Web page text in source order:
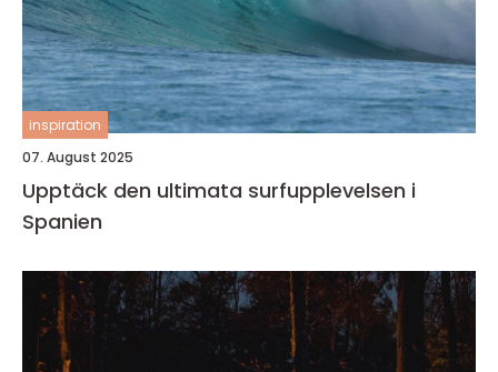
inspiration
07. August 2025
Upptäck den ultimata surfupplevelsen i
Spanien